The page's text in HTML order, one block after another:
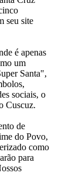
seu site
é apenas
um
Santa",
sociais, o
Cuscuz.
de
do Povo,
como
para